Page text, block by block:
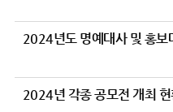
2024년도 명예대사 및 홍보
2024년 각종 공모전 개최